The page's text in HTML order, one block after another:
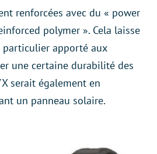
renforcées avec du « power
polymer ». Cela laisse
apporté aux
une certaine durabilité des
serait également en
un panneau solaire.